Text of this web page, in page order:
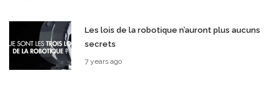
Les lois de la robotique n’auront plus aucuns
secrets
7 years ago